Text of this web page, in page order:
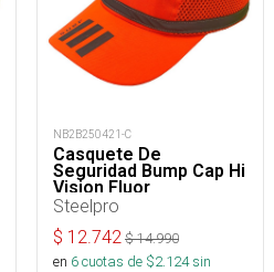
NB2B250421-C
Casquete De
Seguridad Bump Cap Hi
Vision Fluor
Steelpro
$ 12.742 $14.990
en 6cuotas de $2.124sin